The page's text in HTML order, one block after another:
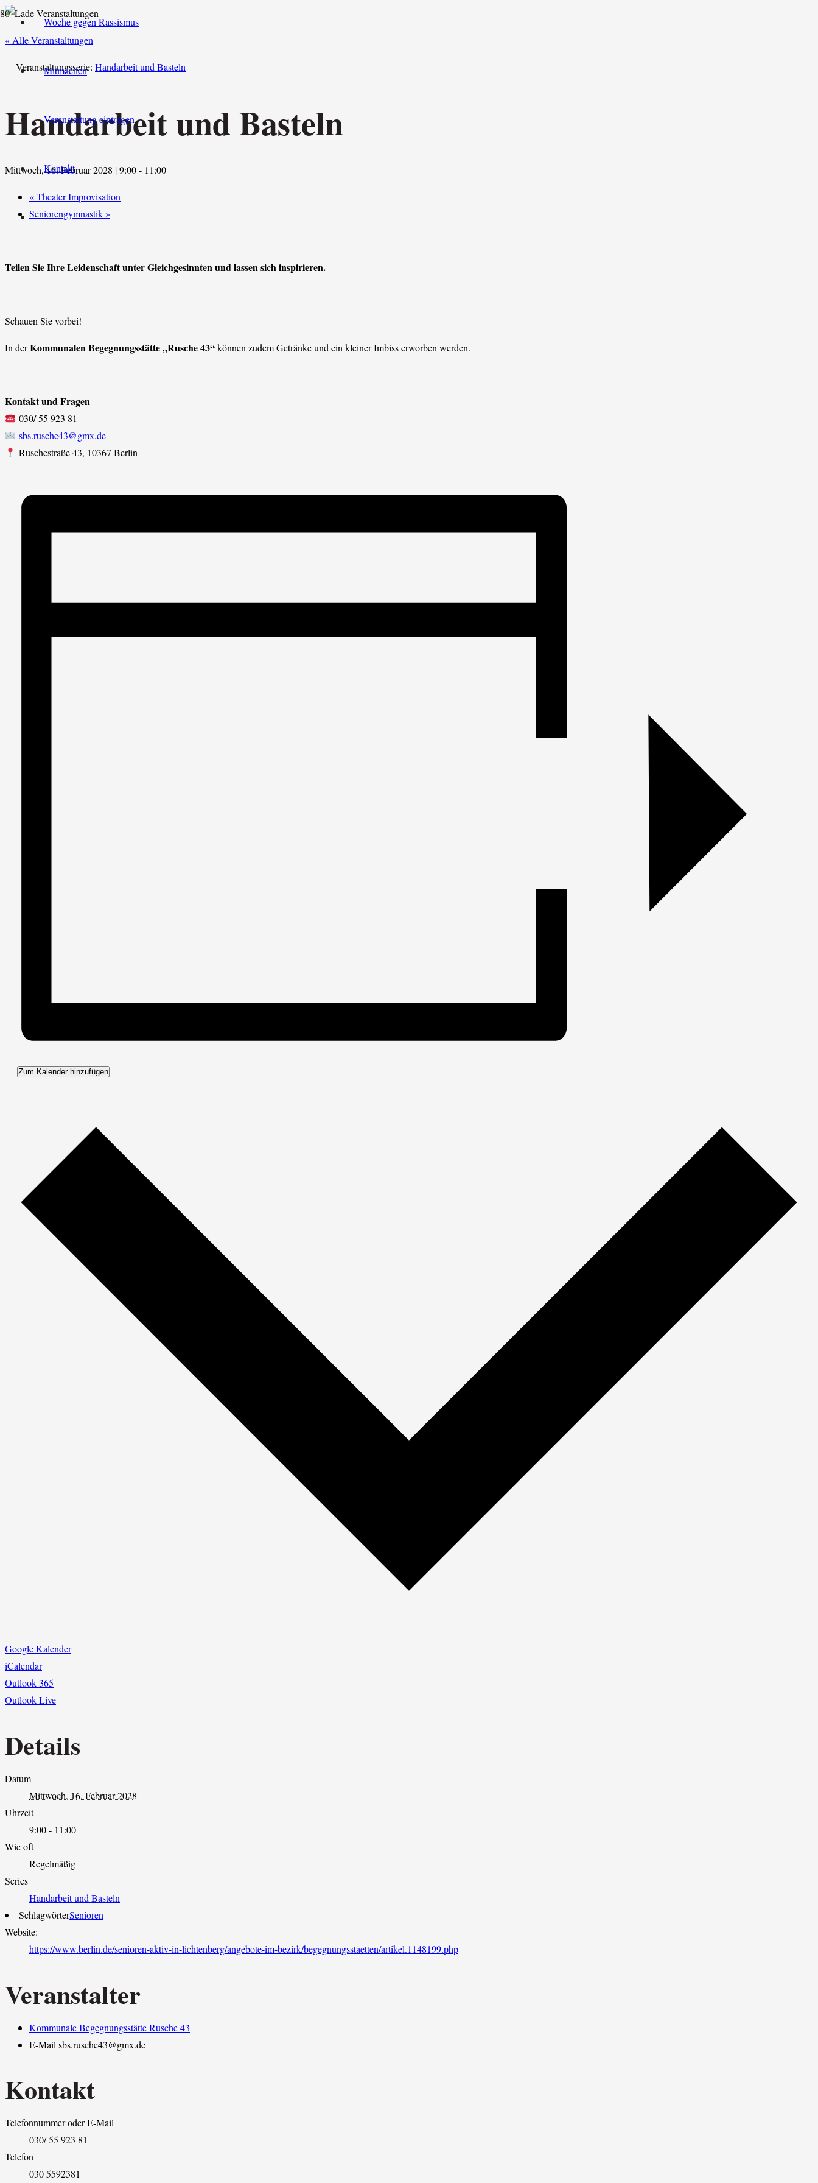
Woche gegen Rassismus
Mitmachen
Veranstaltung eintragen
Kontakt
« Alle Veranstaltungen
Veranstaltungsserie: Handarbeit und Basteln
Handarbeit und Basteln
Mittwoch, 16. Februar 2028 | 9:00- 11:00
«Theater Improvisation
Seniorengymnastik»
Teilen Sie Ihre Leidenschaft unter Gleichgesinnten und lassen sich inspirieren.
Schauen Sie vorbei!
In derKommunalen Begegnungsstätte „Rusche 43“können zudem Getränke und ein kleiner Imbiss erworben werden.
Kontakt und Fragen
030/ 55 923 81
sbs.rusche43@gmx.de
Ruschestraße 43, 10367 Berlin
Zum Kalender hinzufügen
Google Kalender
iCalendar
Outlook 365
Outlook Live
Details
Datum
Mittwoch, 16. Februar 2028
Uhrzeit
9:00 - 11:00
Wie oft
Regelmäßig
Series
Handarbeit und Basteln
SchlagwörterSenioren
Website:
https://www.berlin.de/senioren-aktiv-in-lichtenberg/angebote-im-bezirk/begegnungsstaetten/artikel.1148199.php
Veranstalter
Kommunale Begegnungsstätte Rusche 43
E-Mail sbs.rusche43@gmx.de
Kontakt
Telefonnummer oder E-Mail
030/ 55 923 81
Telefon
030 5592381